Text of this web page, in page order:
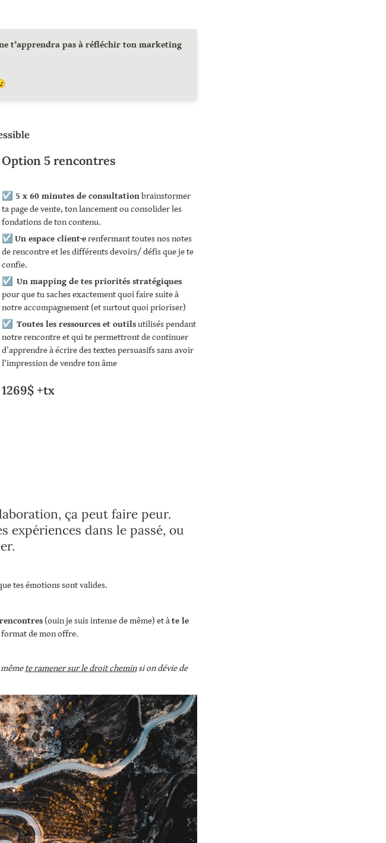
t’apprendra pas à réfléchir ton marketing
Option 5 rencontres
☑️ 5 x 60 minutes de consultation brainstormer
ta page de vente, ton lancement ou consolider les
fondations de ton contenu.
☑️ Un espace client·e renfermant toutes nos notes
de rencontre et les différents devoirs/ défis que je te
confie.
☑️ Un mapping de tes priorités stratégiques
pour que tu saches exactement quoi faire suite à
notre accompagnement (et surtout quoi prioriser)
☑️ Toutes les ressources et outils utilisés pendant
notre rencontre et qui te permettront de continuer
d’apprendre à écrire des textes persuasifs sans avoir
l’impression de vendre ton âme
1269$ +tx
ça peut faire peur.
expériences dans le passé, ou
tes émotions sont valides.
(ouin je suis intense de même) et à te le
de mon offre.
même te ramener sur le droit chemin si on dévie de